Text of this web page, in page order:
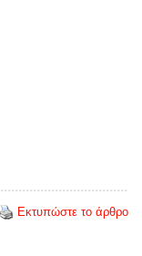
Εκτυπώστε το άρθρο